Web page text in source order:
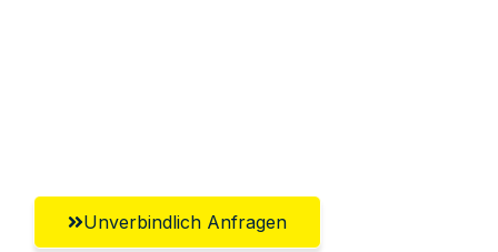
Unverbindlich Anfragen